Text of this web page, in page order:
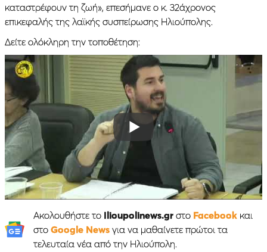
καταστρέφουν τη ζωή», επεσήμανε ο κ. 32άχρονος
επικεφαλής της λαϊκής συσπείρωσης Ηλιούπολης.
Δείτε ολόκληρη την τοποθέτηση:
Ακολουθήστε το Ilioupolinews.grστο Facebookκαι
στο Google Newsγια να μαθαίνετε πρώτοι τα
τελευταία νέα από την Ηλιούπολη.